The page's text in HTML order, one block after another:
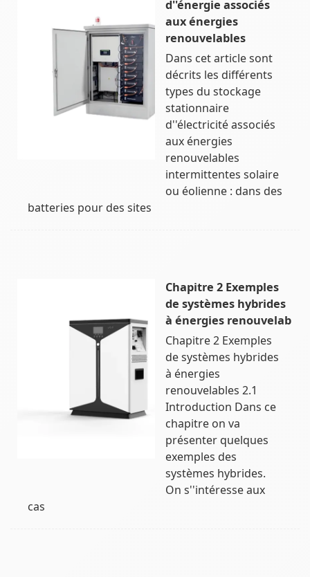
d''énergie associés
aux énergies
renouvelables
Dans cet article sont
décrits les différents
types du stockage
stationnaire
d''électricité associés
aux énergies
renouvelables
intermittentes solaire
ou éolienne : dans des
batteries pour des sites
Chapitre 2 Exemples
de systèmes hybrides
à énergies renouvelab
Chapitre 2 Exemples
de systèmes hybrides
à énergies
renouvelables 2.1
Introduction Dans ce
chapitre on va
présenter quelques
exemples des
systèmes hybrides.
On s''intéresse aux
cas